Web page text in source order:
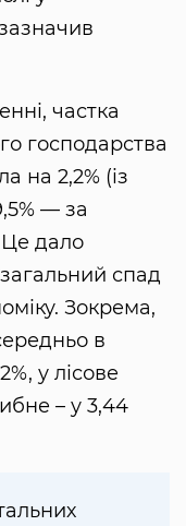
частка
господарства
на 2,2% (із
— за
Це дало
спад
Зокрема,
в
у лісове
– у 3,44